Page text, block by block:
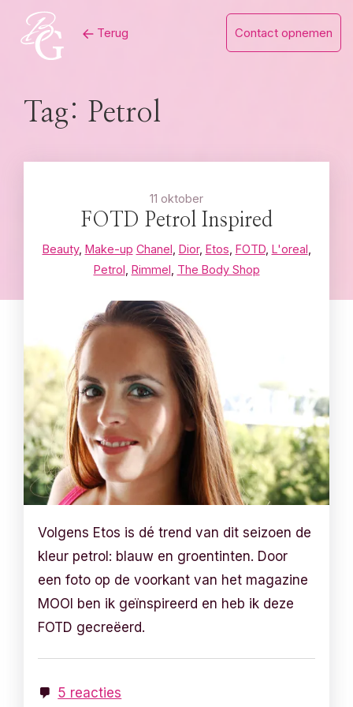
content
Terug Contact opnemen
Tag: Petrol
11 oktober
FOTD Petrol Inspired
Beauty, Make-up Chanel Dior, Etos FOTD, L'oreal
Petrol Rimmel The Body Shop
Volgens Etos is dé trend van dit seizoen de
kleur petrol: blauw en groentinten. Door
een foto op de voorkant van het magazine
MOOI ben ik geïnspireerd en heb ik deze
FOTD gecreëerd.
5 reacties